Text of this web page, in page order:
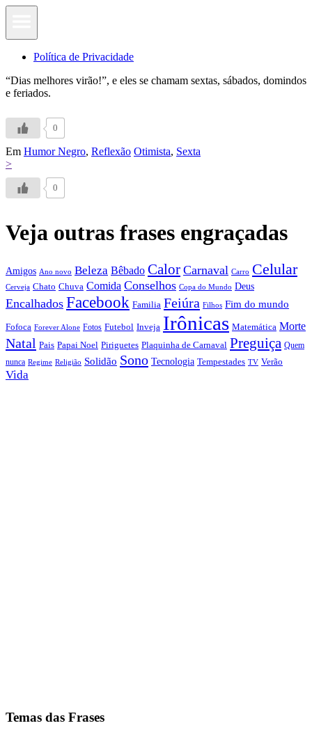
Política de Privacidade
“Dias melhores virão!”, e eles se chamam sextas, sábados, domindos
e feriados.
0
Em Humor Negro, Reflexão Otimista, Sexta
>
0
Veja outras frases engraçadas
Amigos Ano novo Beleza Bêbado Calor Carnaval Carro Celular
Cerveja Chato Chuva Comida Conselhos Copa do Mundo Deus
Encalhados Facebook Familia Feiúra Filhos Fim do mundo
Fofoca Forever Alone Fotos Futebol Inveja Irônicas Matemática Morte
Natal Pais Papai Noel Piriguetes Plaquinha de Carnaval Preguiça Quem
nunca Regime Religião Solidão Sono Tecnologia Tempestades TV Verão
Vida
Temas das Frases